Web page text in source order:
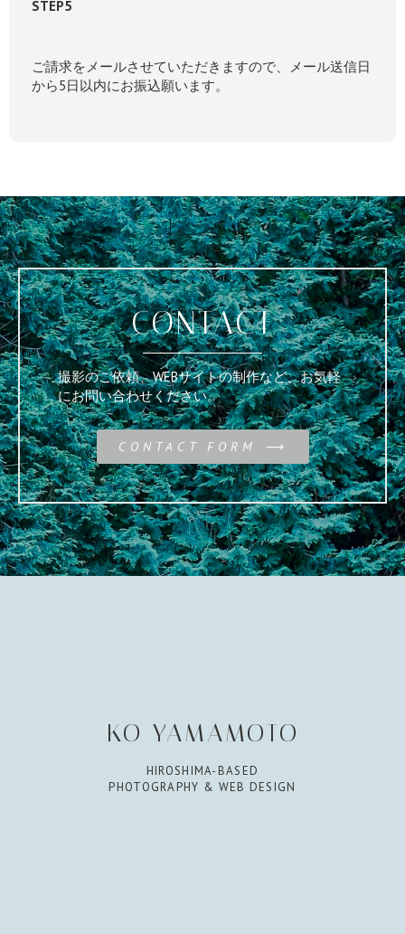
STEP5
ご請求をメールさせていただきますので、メール送信日
から5日以内にお振込願います。
CONTACT
撮影のご依頼、WEBサイトの制作など、お気軽
にお問い合わせください。
CONTACT FORM ⟶
KO YAMAMOTO
HIROSHIMA-BASED
PHOTOGRAPHY & WEB DESIGN